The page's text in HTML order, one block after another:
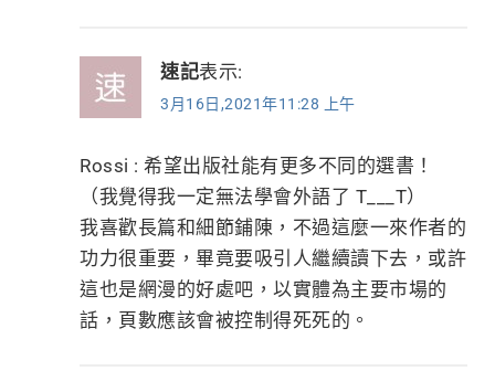
速記表示:
3月16日,2021年11:28 上午
Rossi : 希望出版社能有更多不同的選書！
（我覺得我一定無法學會外語了 T___T）
我喜歡長篇和細節鋪陳，不過這麼一來作者的
功力很重要，畢竟要吸引人繼續讀下去，或許
這也是網漫的好處吧，以實體為主要市場的
話，頁數應該會被控制得死死的。